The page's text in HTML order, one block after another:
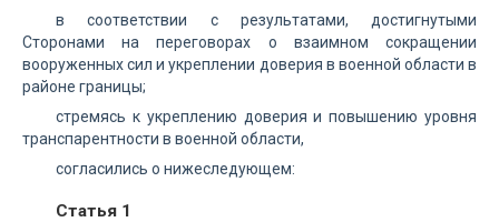
в соответствии с результатами, достигнутыми
Сторонами на переговорах о взаимном сокращении
вооруженных сил и укреплении доверия в военной области в
районе границы;
стремясь к укреплению доверия и повышению уровня
транспарентности в военной области,
согласились о нижеследующем:
Статья 1